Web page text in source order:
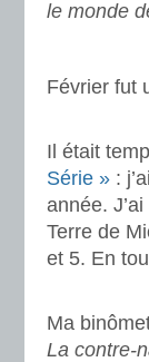
le monde
Février fut
Il était
Série » :
année.
Terre de
et 5. En
Ma
La contre-